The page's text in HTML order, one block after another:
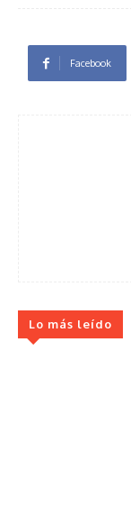
Facebook
Lo más leído